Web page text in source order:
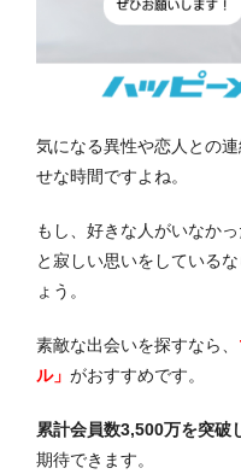
気になる異性や恋人との
せな時間ですよね。
もし、好きな人がいなか
と寂しい思いをしている
ょう。
素敵な出会いを探すなら、
ル」 がおすすめです。
累計会員数3,500万を突破
期待できます。